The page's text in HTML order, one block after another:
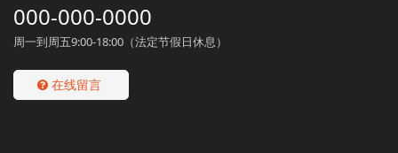
000-000-0000
周一到周五9:00-18:00（法定节假日休息）
在线留言